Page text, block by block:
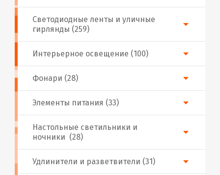
Фонари (28)
Настольные светильники и
ночники (28)
Интерьерное освещение (100)
Светодиодные ленты и уличные
гирлянды (259)
Удлинители и разветвители (31)
Элементы питания (33)